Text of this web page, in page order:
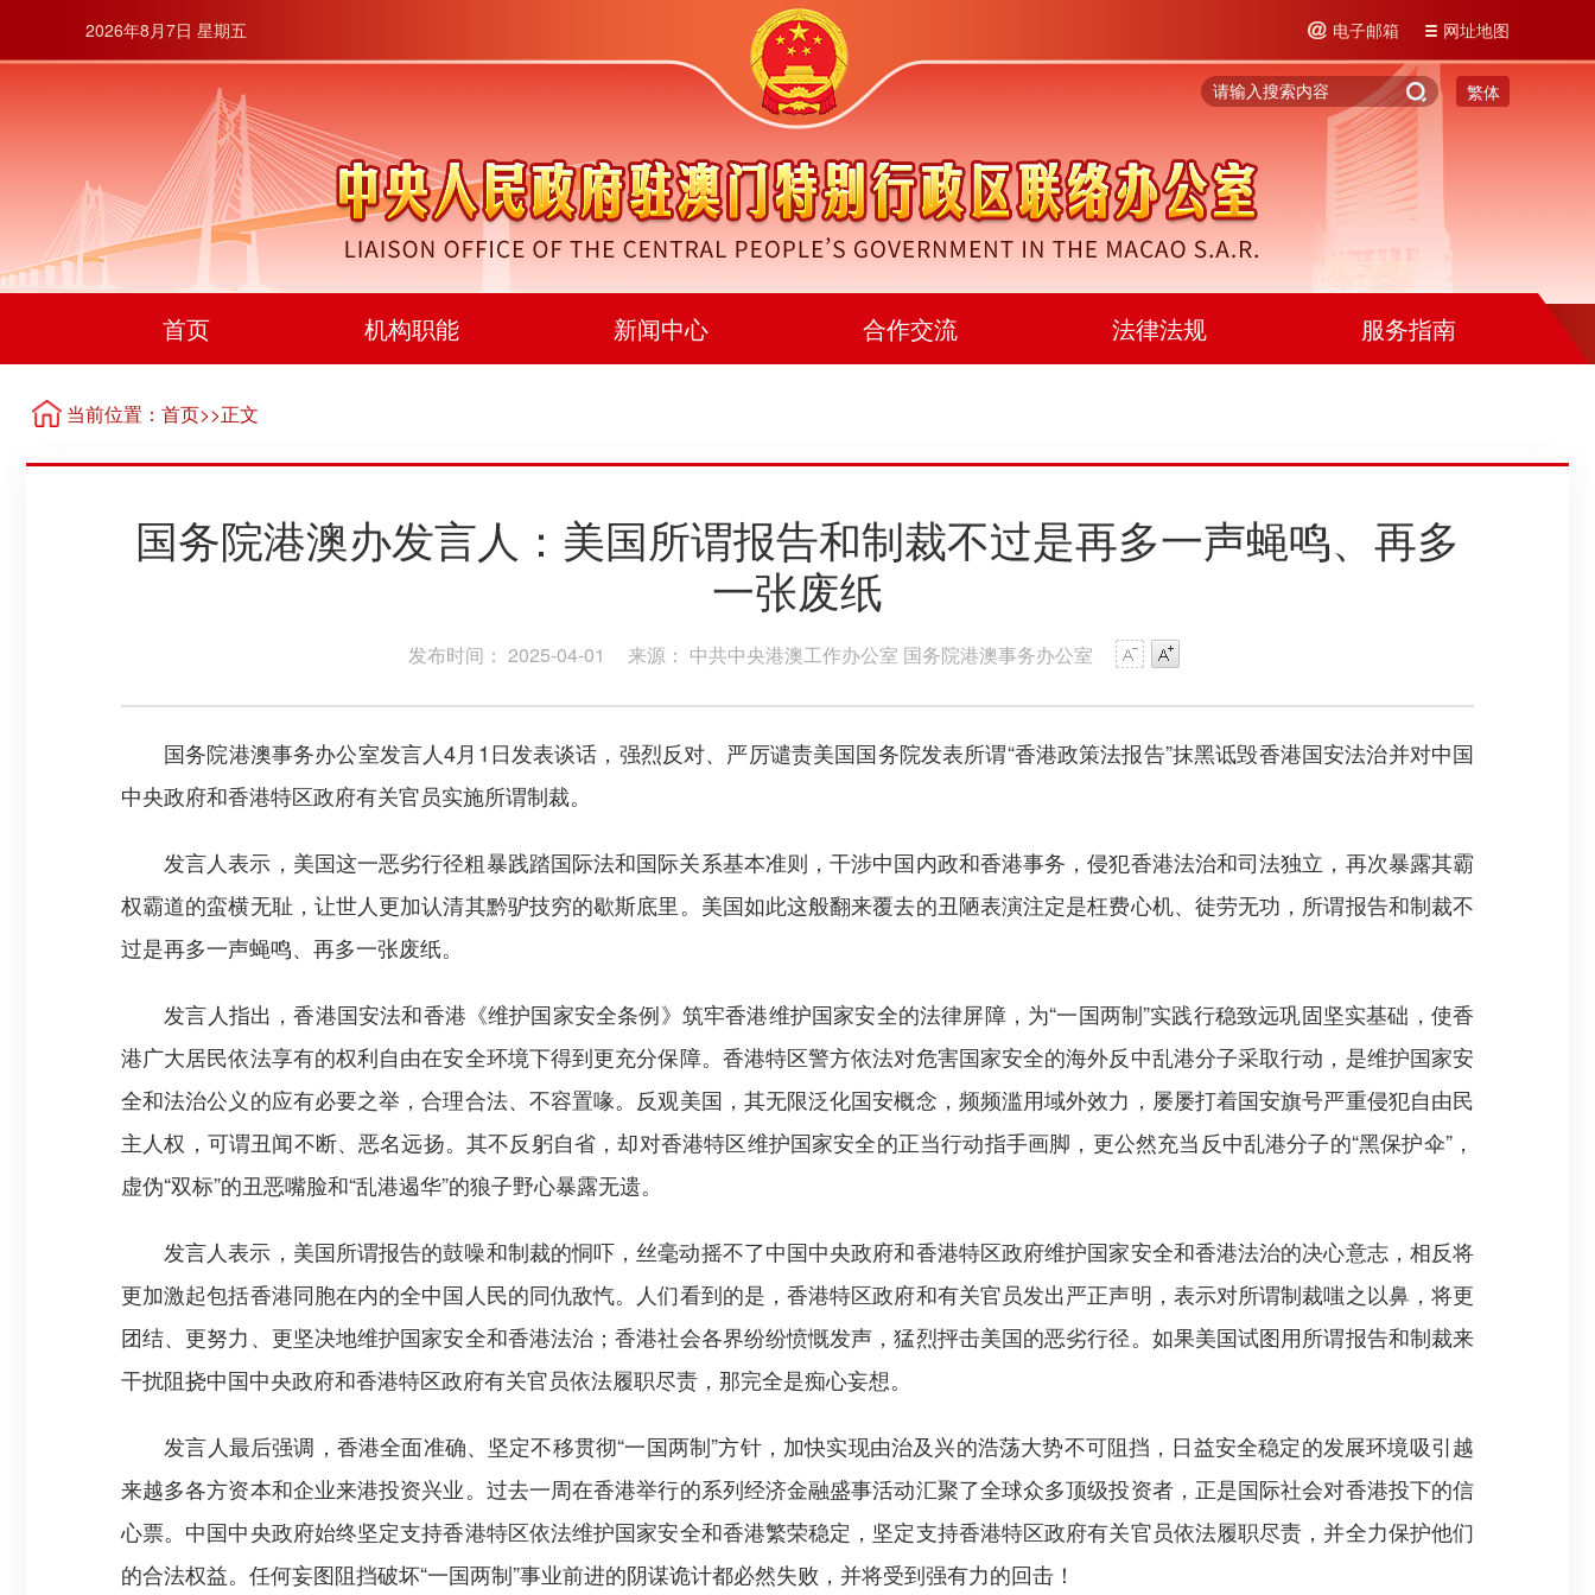
2026年8月7日 星期五 电子邮箱 网址地图
繁体
首页 机构职能 新闻中心 合作交流 法律法规 服务指南
当前位置： 首页>>正文
国务院港澳办发言人：美国所谓报告和制裁不过是再多一声蝇鸣、再多
一张废纸
发布时间： 2025-04-01 来源： 中共中央港澳工作办公室 国务院港澳事务办公室
国务院港澳事务办公室发言人4月1日发表谈话，强烈反对、严厉谴责美国国务院发表所谓“香港政策法报告”抹黑诋毁香港国安法治并对中国
中央政府和香港特区政府有关官员实施所谓制裁。
发言人表示，美国这一恶劣行径粗暴践踏国际法和国际关系基本准则，干涉中国内政和香港事务，侵犯香港法治和司法独立，再次暴露其霸
权霸道的蛮横无耻，让世人更加认清其黔驴技穷的歇斯底里。美国如此这般翻来覆去的丑陋表演注定是枉费心机、徒劳无功，所谓报告和制裁不
过是再多一声蝇鸣、再多一张废纸。
发言人指出，香港国安法和香港《维护国家安全条例》筑牢香港维护国家安全的法律屏障，为“一国两制”实践行稳致远巩固坚实基础，使香
港广大居民依法享有的权利自由在安全环境下得到更充分保障。香港特区警方依法对危害国家安全的海外反中乱港分子采取行动，是维护国家安
全和法治公义的应有必要之举，合理合法、不容置喙。反观美国，其无限泛化国安概念，频频滥用域外效力，屡屡打着国安旗号严重侵犯自由民
主人权，可谓丑闻不断、恶名远扬。其不反躬自省，却对香港特区维护国家安全的正当行动指手画脚，更公然充当反中乱港分子的“黑保护伞”，
虚伪“双标”的丑恶嘴脸和“乱港遏华”的狼子野心暴露无遗。
发言人表示，美国所谓报告的鼓噪和制裁的恫吓，丝毫动摇不了中国中央政府和香港特区政府维护国家安全和香港法治的决心意志，相反将
更加激起包括香港同胞在内的全中国人民的同仇敌忾。人们看到的是，香港特区政府和有关官员发出严正声明，表示对所谓制裁嗤之以鼻，将更
团结、更努力、更坚决地维护国家安全和香港法治；香港社会各界纷纷愤慨发声，猛烈抨击美国的恶劣行径。如果美国试图用所谓报告和制裁来
干扰阻挠中国中央政府和香港特区政府有关官员依法履职尽责，那完全是痴心妄想。
发言人最后强调，香港全面准确、坚定不移贯彻“一国两制”方针，加快实现由治及兴的浩荡大势不可阻挡，日益安全稳定的发展环境吸引越
来越多各方资本和企业来港投资兴业。过去一周在香港举行的系列经济金融盛事活动汇聚了全球众多顶级投资者，正是国际社会对香港投下的信
心票。中国中央政府始终坚定支持香港特区依法维护国家安全和香港繁荣稳定，坚定支持香港特区政府有关官员依法履职尽责，并全力保护他们
的合法权益。任何妄图阻挡破坏“一国两制”事业前进的阴谋诡计都必然失败，并将受到强有力的回击！